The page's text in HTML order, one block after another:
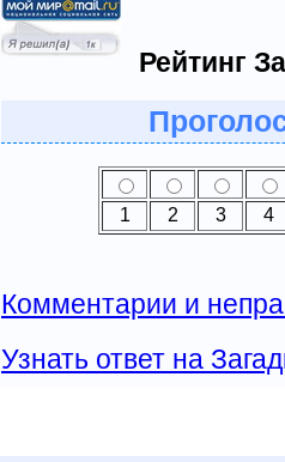
Рейтинг
1 2 3 4
Комментарии и
Узнать ответ на